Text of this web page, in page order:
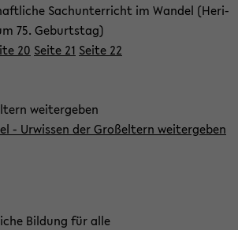
Sach­un­ter­richt im Wan­del (He­ri­
75. Ge­burts­tag)
20 Seite 21 Seite 22
wei­ter­ge­ben
- Ur­wis­sen der Groß­el­tern wei­ter­ge­ben
Bil­dung für alle